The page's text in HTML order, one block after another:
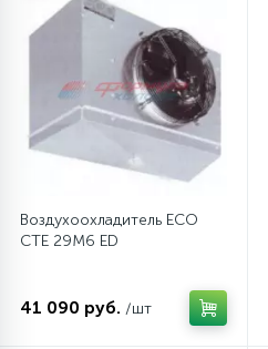
Шланги залива
Шланги слива
Воздухоохладитель ECO
CTE 29M6 ED
41 090 руб. /шт